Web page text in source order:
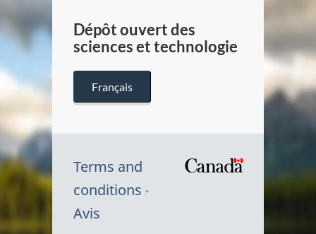
Dépôt ouvert des
sciences et technologie
Français
Terms and
conditions
Avis
Symbole